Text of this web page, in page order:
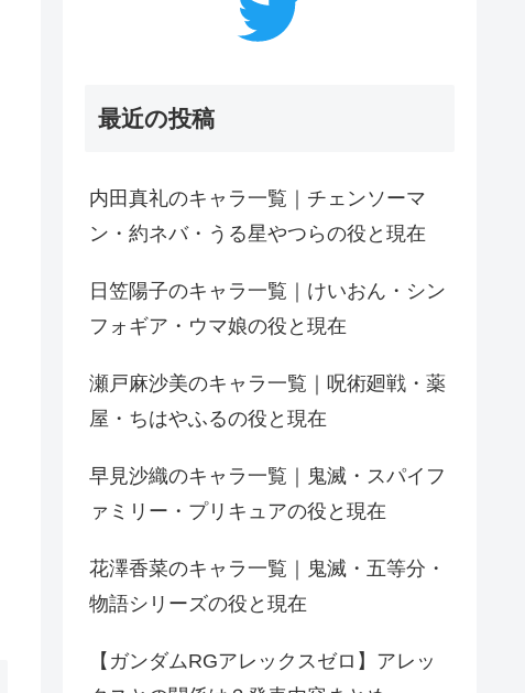
最近の投稿
内田真礼のキャラ一覧｜チェンソーマ
ン・約ネバ・うる星やつらの役と現在
日笠陽子のキャラ一覧｜けいおん・シン
フォギア・ウマ娘の役と現在
瀬戸麻沙美のキャラ一覧｜呪術廻戦・薬
屋・ちはやふるの役と現在
早見沙織のキャラ一覧｜鬼滅・スパイフ
ァミリー・プリキュアの役と現在
花澤香菜のキャラ一覧｜鬼滅・五等分・
物語シリーズの役と現在
【ガンダムRGアレックスゼロ】アレッ